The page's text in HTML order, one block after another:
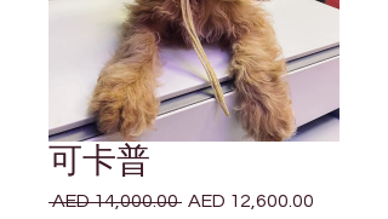
可卡普
AED 14,000.00 一AED 12,600.00